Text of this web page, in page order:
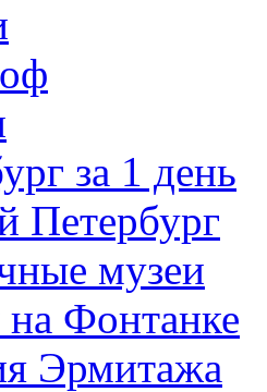
за 1 день
Петербург
музеи
Фонтанке
Эрмитажа